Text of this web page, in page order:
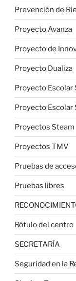
Prevención de
Proyecto Avanza
Proyecto de
Proyecto Dualiza
Proyecto Escolar
Proyecto Escolar
Proyectos Steam
Proyectos TMV
Pruebas de
Pruebas libres
Rótulo del centro
SECRETARÍA
Seguridad en la